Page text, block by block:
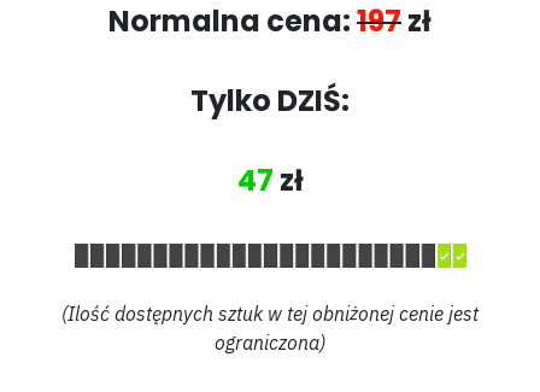
Normalna cena:197zł
Tylko DZIŚ:
47 zł
(Ilość dostępnych sztuk w tej obniżonej cenie jest
ograniczona)